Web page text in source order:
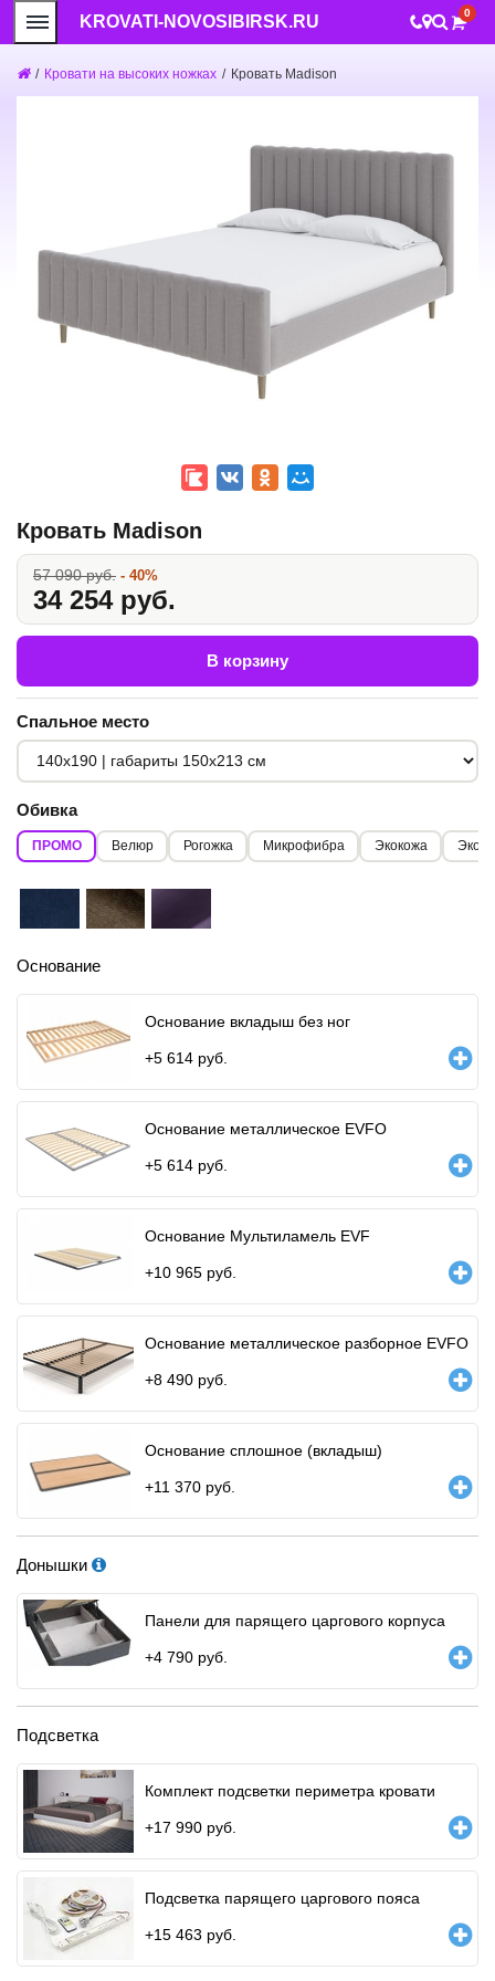
KROVATI-NOVOSIBIRSK.RU 0
/ Кровати на высоких ножках / Кровать Madison
Кровать Madison
57 090 руб. - 40%
34 254 руб.
В корзину
Спальное место
Обивка
ПРОМО Велюр Рогожка Микрофибра Экокожа
Основание
Основание вкладыш без ног
+5 614 руб.
Основание металлическое EVFO
+5 614 руб.
Основание Мультиламель EVF
+10 965 руб.
Основание металлическое разборное EVFO
+8 490 руб.
Основание сплошное (вкладыш)
+11 370 руб.
Донышки
Панели для парящего царгового корпуса
+4 790 руб.
Подсветка
Комплект подсветки периметра кровати
+17 990 руб.
Подсветка парящего царгового пояса
+15 463 руб.